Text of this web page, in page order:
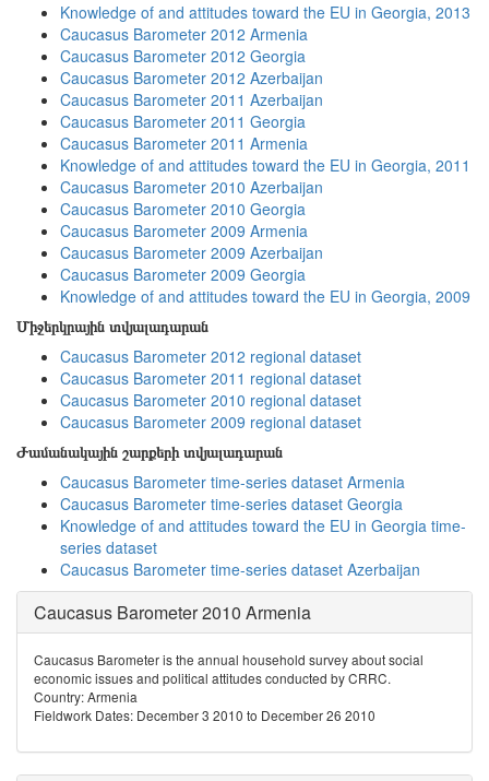
Knowledge of and attitudes toward the EU in Georgia, 2013
Caucasus Barometer 2012 Armenia
Caucasus Barometer 2012 Georgia
Caucasus Barometer 2012 Azerbaijan
Caucasus Barometer 2011 Azerbaijan
Caucasus Barometer 2011 Georgia
Caucasus Barometer 2011 Armenia
Knowledge of and attitudes toward the EU in Georgia, 2011
Caucasus Barometer 2010 Azerbaijan
Caucasus Barometer 2010 Georgia
Caucasus Barometer 2009 Armenia
Caucasus Barometer 2009 Azerbaijan
Caucasus Barometer 2009 Georgia
Knowledge of and attitudes toward the EU in Georgia, 2009
Միջերկրային տվյալադարան
Caucasus Barometer 2012 regional dataset
Caucasus Barometer 2011 regional dataset
Caucasus Barometer 2010 regional dataset
Caucasus Barometer 2009 regional dataset
Ժամանակային շարքերի տվյալադարան
Caucasus Barometer time-series dataset Armenia
Caucasus Barometer time-series dataset Georgia
Knowledge of and attitudes toward the EU in Georgia time-
series dataset
Caucasus Barometer time-series dataset Azerbaijan
Caucasus Barometer 2010 Armenia
Caucasus Barometer is the annual household survey about social
economic issues and political attitudes conducted by CRRC.
Country: Armenia
Fieldwork Dates: December 3 2010 to December 26 2010